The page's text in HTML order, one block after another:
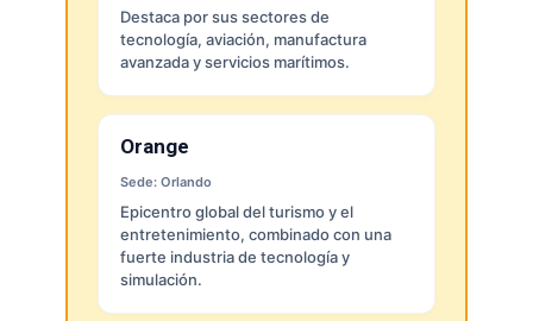
Destaca por sus sectores de
tecnología, aviación, manufactura
avanzada y servicios marítimos.
Orange
Sede: Orlando
Epicentro global del turismo y el
entretenimiento, combinado con una
fuerte industria de tecnología y
simulación.